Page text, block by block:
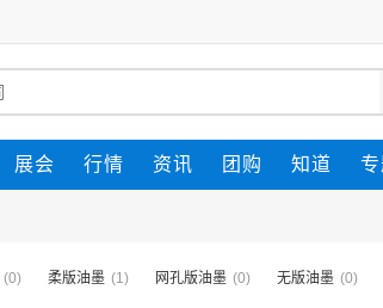
展会 行情 资讯 团购 知道 专
(0) 柔版油墨 (1) 网孔版油墨 (0) 无版油墨 (0)